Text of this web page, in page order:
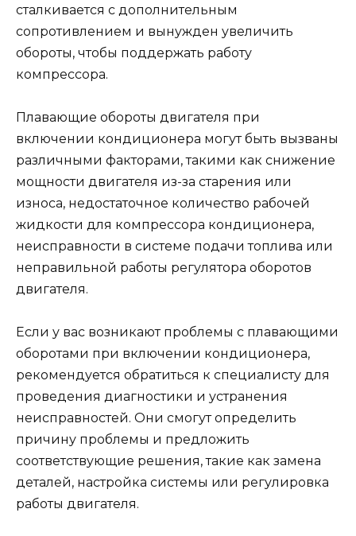
сталкивается с дополнительным
сопротивлением и вынужден увеличить
обороты, чтобы поддержать работу
компрессора.
Плавающие обороты двигателя при
включении кондиционера могут быть вызваны
различными факторами, такими как снижение
мощности двигателя из-за старения или
износа, недостаточное количество рабочей
жидкости для компрессора кондиционера,
неисправности в системе подачи топлива или
неправильной работы регулятора оборотов
двигателя.
Если у вас возникают проблемы с плавающими
оборотами при включении кондиционера,
рекомендуется обратиться к специалисту для
проведения диагностики и устранения
неисправностей. Они смогут определить
причину проблемы и предложить
соответствующие решения, такие как замена
деталей, настройка системы или регулировка
работы двигателя.